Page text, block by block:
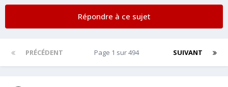
Répondre à ce sujet
PRÉCÉDENT SUIVANT
Page 1 sur 494